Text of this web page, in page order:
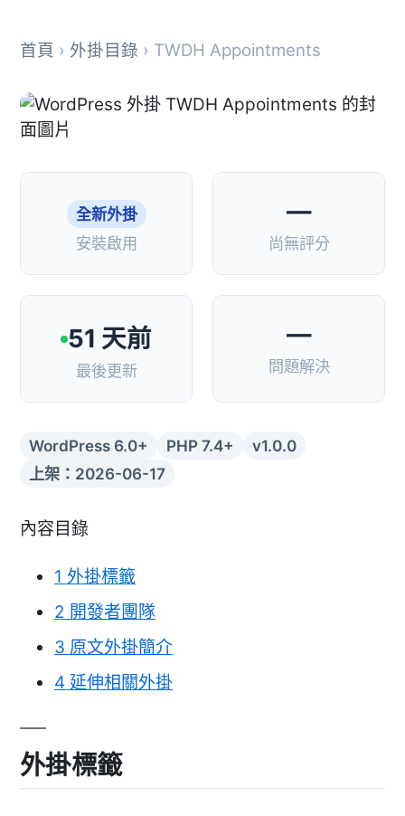
首頁 › 外掛目錄 › TWDH Appointments
全新外掛
安裝啟用
—
尚無評分
51 天前
最後更新
—
問題解決
WordPress 6.0+ PHP 7.4+
v1.0.0
上架：2026-06-17
內容目錄
1 外掛標籤
2 開發者團隊
3 原文外掛簡介
4 延伸相關外掛
外掛標籤